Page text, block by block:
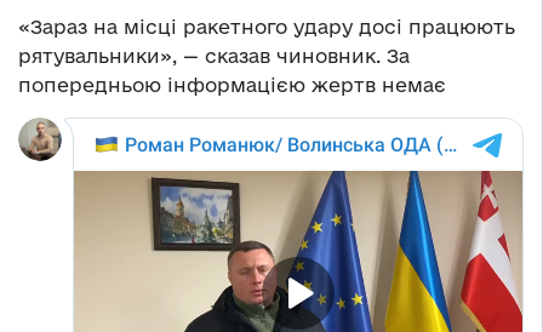
«Зараз на місці ракетного удару досі працюють
рятувальники», — сказав чиновник. За
попередньою інформацією жертв немає